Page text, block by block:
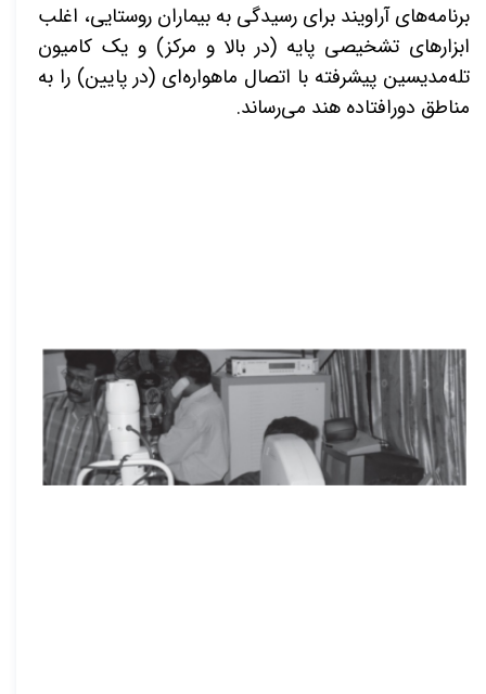
برنامه‌های آراویند برای رسیدگی به بیماران روستایی، اغلب
ابزارهای تشخیصی پایه (در بالا و مرکز) و یک کامیون
تله‌مدیسین پیشرفته با اتصال ماهواره‌ای (در پایین) را به
مناطق دورافتاده هند می‌رساند.